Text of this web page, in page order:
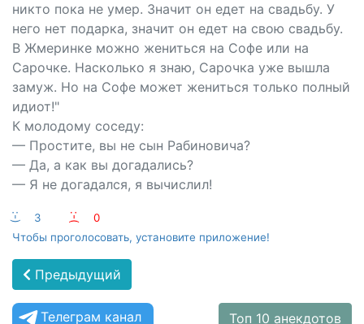
никто пока не умер. Значит он едет на свадьбу. У
него нет подарка, значит он едет на свою свадьбу.
В Жмеринке можно жениться на Софе или на
Сарочке. Насколько я знаю, Сарочка уже вышла
замуж. Но на Софе может жениться только полный
идиот!"
К молодому соседу:
— Простите, вы не сын Рабиновича?
— Да, а как вы догадались?
— Я не догадался, я вычислил!
:-) 3 :-(
0
Чтобы проголосовать, установите приложение!
Предыдущий
Телеграм канал Топ 10 анекдотов